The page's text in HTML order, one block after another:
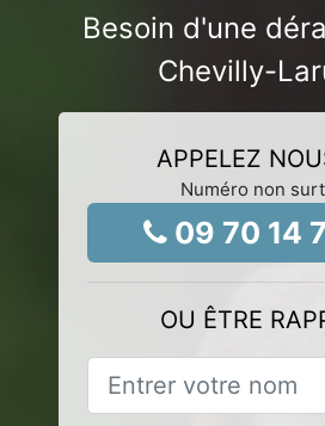
Besoin d'une
Chevilly-
APPELEZ
Numéro non
09 70 14
OU ÊTRE